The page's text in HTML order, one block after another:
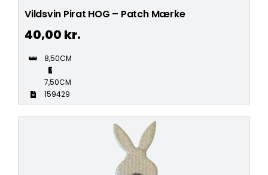
Vildsvin Pirat HOG – Patch Mærke
40,00 kr.
8,50CM
7,50CM
159429